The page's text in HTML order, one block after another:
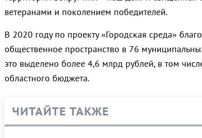
ветеранами и поколением победителей.
В 2020 году по проекту «Городская среда»
общественное пространство в 76
это выделено более 4,6 млрд рублей, в том
областного бюджета.
ЧИТАЙТЕ ТАКЖЕ